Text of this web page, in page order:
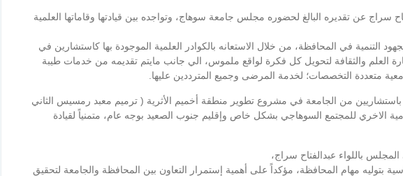
سراج عن تقديره البالغ لحضوره مجلس جامعة سوهاج، وتواجده بين قيادتها وقاماتها العلمية
التنمية في المحافظة، من خلال الاستعانه بالكوادر العلمية الموجودة بها كاستشارين في
العلم والثقافة لتحويل كل فكرة لواقع ملموس، الي جانب مايتم تقديمه من خدمات طيبة
متعددة التخصصات؛ لخدمة المرضى وجميع المترددين عليها.
باستشاريين من الجامعة في مشروع تطوير منطقة أخميم الأثرية ( ترميم معبد رمسيس الثاني
الاخري للمجتمع السوهاجي بشكل خاص وإقليم جنوب الصعيد بوجه عام، متمنياً لقيادة
باللواء عبدالفتاح سراج،
بتوليه مهام المحافظة، مؤكداً على أهمية إستمرار التعاون بين المحافظة والجامعة لتحقيق